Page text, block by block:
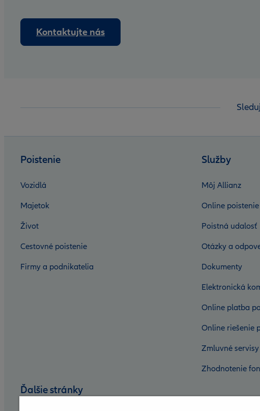
Kontaktujte nás
Poistenie
Vozidlá
Majetok
Život
Cestovné poistenie
Firmy a podnikatelia
Služby
Môj Allianz
Online poistenie
Poistná udalosť
Otázky a
Dokumenty
Elektronická
Online platba
Online riešenie
Zmluvné servisy
Zhodnotenie
Ďalšie stránky